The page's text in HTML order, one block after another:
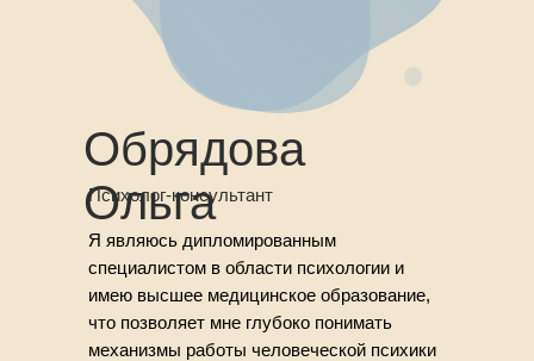
Обрядова
Ольга
Психолог-консультант
Я являюсь дипломированным
специалистом в области психологии и
имею высшее медицинское образование,
что позволяет мне глубоко понимать
механизмы работы человеческой психики